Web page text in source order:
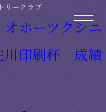
リークラブ
ホーツクシニ
川印刷杯 成績